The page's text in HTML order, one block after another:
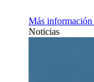
Más información
Noticias